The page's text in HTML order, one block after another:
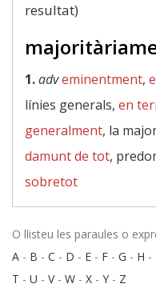
resultat)
1.adveminentment,
línies generals, en
generalment, la
damunt de tot,
sobretot
O llisteu les paraules o
A - B - C - D - E - F - G - H -
T - U - V- W - X - Y - Z